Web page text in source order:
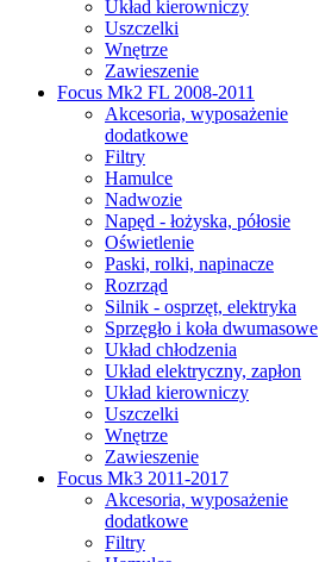
Układ kierowniczy
Uszczelki
Wnętrze
Zawieszenie
Focus Mk2 FL 2008-2011
Akcesoria, wyposażenie
dodatkowe
Filtry
Hamulce
Nadwozie
Napęd - łożyska, półosie
Oświetlenie
Paski, rolki, napinacze
Rozrząd
Silnik - osprzęt, elektryka
Sprzęgło i koła dwumasowe
Układ chłodzenia
Układ elektryczny, zapłon
Układ kierowniczy
Uszczelki
Wnętrze
Zawieszenie
Focus Mk3 2011-2017
Akcesoria, wyposażenie
dodatkowe
Filtry